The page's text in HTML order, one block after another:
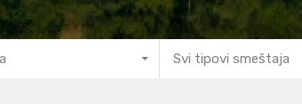
Svi tipovi smeštaja